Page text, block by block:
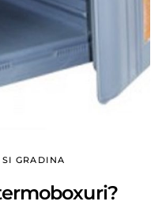
GRADINA